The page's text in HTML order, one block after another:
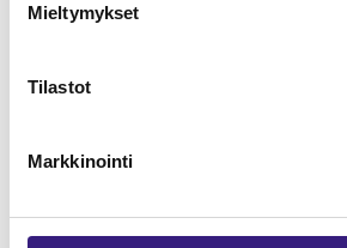
Mieltymykset
Tilastot
Markkinointi